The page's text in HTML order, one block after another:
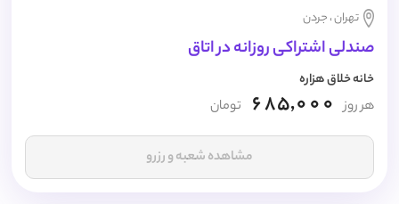
تهران ، جردن
صندلی اشتراکی روزانه در اتاق
خانه خلاق هزاره
هر روز 685,000 تومان
مشاهده شعبه و رزرو